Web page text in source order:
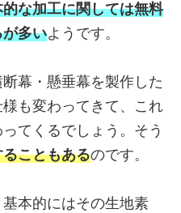
的な加工に関しては無料
多いようです。
幕・懸垂幕を製作した
も変わってきて、これ
てくるでしょう。そう
こともあるのです。
本的にはその生地素